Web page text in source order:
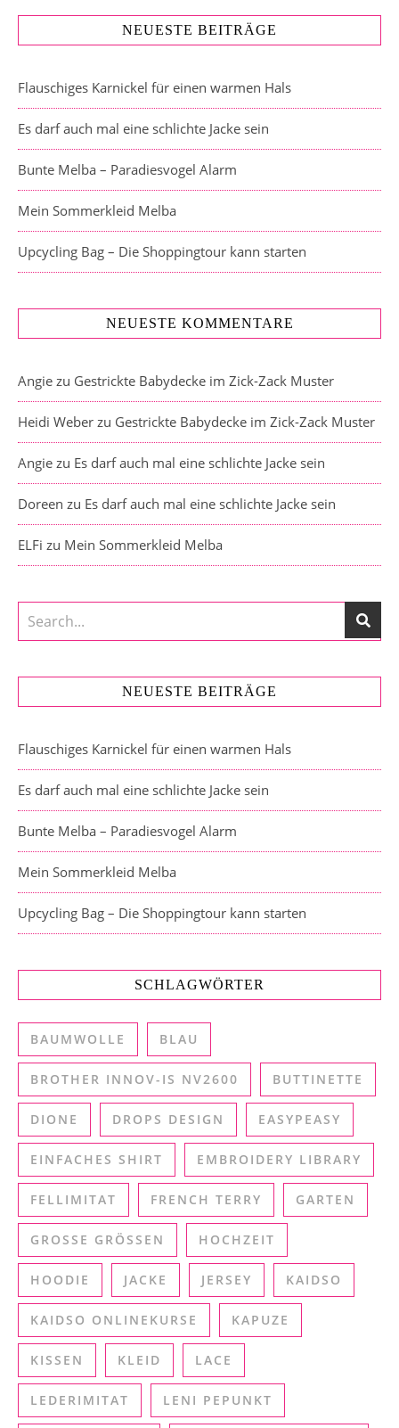
NEUESTE BEITRÄGE
Flauschiges Karnickel für einen warmen Hals
Es darf auch mal eine schlichte Jacke sein
Bunte Melba – Paradiesvogel Alarm
Mein Sommerkleid Melba
Upcycling Bag – Die Shoppingtour kann starten
NEUESTE KOMMENTARE
Angie zu Gestrickte Babydecke im Zick-Zack Muster
Heidi Weber zu Gestrickte Babydecke im Zick-Zack Muster
Angie zu Es darf auch mal eine schlichte Jacke sein
Doreen zu Es darf auch mal eine schlichte Jacke sein
ELFi zu Mein Sommerkleid Melba
NEUESTE BEITRÄGE
Flauschiges Karnickel für einen warmen Hals
Es darf auch mal eine schlichte Jacke sein
Bunte Melba – Paradiesvogel Alarm
Mein Sommerkleid Melba
Upcycling Bag – Die Shoppingtour kann starten
SCHLAGWÖRTER
BAUMWOLLE BLAU
BROTHER INNOV-IS NV2600 BUTTINETTE
DIONE DROPS DESIGN EASYPEASY
EINFACHES SHIRT EMBROIDERY LIBRARY
FELLIMITAT FRENCH TERRY GARTEN
GROSSE GRÖSSEN HOCHZEIT
HOODIE JACKE JERSEY KAIDSO
KAIDSO ONLINEKURSE KAPUZE
KISSEN KLEID LACE
LEDERIMITAT LENI PEPUNKT